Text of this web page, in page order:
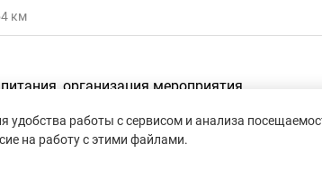
км
организация мероприятия.
работы с сервисом и анализа
на работу с этими файлами.